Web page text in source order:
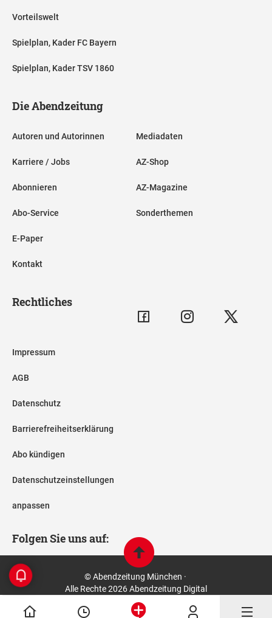
Vorteilswelt
Spielplan, Kader FC Bayern
Spielplan, Kader TSV 1860
Die Abendzeitung
Autoren und Autorinnen
Karriere / Jobs
Abonnieren
Abo-Service
E-Paper
Kontakt
Mediadaten
AZ-Shop
AZ-Magazine
Sonderthemen
Rechtliches
Impressum
AGB
Datenschutz
Barrierefreiheitserklärung
Abo kündigen
Datenschutzeinstellungen
anpassen
Folgen Sie uns auf:
© Abendzeitung München ·
Alle Rechte 2026 Abendzeitung Digital